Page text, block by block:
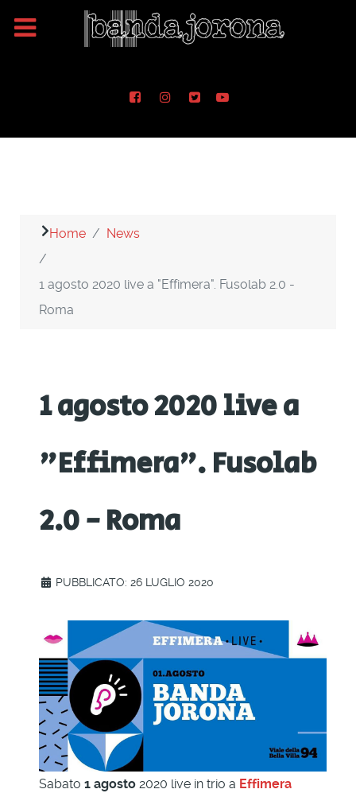
Home News
1 agosto 2020 live a "Effimera". Fusolab 2.0 -
Roma
1 agosto 2020 live a
"Effimera". Fusolab
2.0 - Roma
PUBBLICATO: 26 LUGLIO 2020
Sabato 1 agosto 2020 live in trio a Effimera